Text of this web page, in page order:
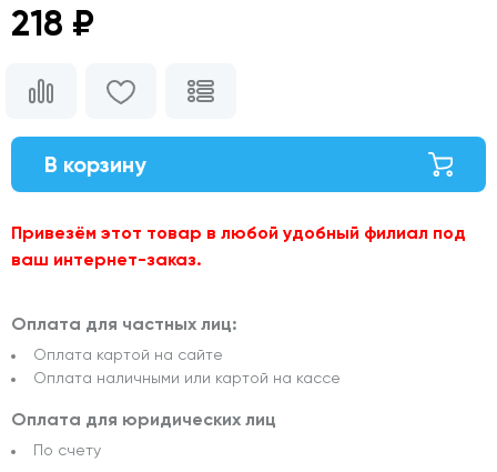
218 ₽
В корзину
Привезём этот товар в любой удобный филиал под
ваш интернет-заказ.
Оплата для частных лиц:
Оплата картой на сайте
Оплата наличными или картой на кассе
Оплата для юридических лиц
По счету